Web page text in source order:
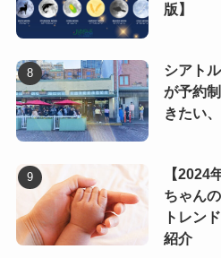
版】
シアト
が予約
きたい
【2024
ちゃん
トレン
紹介